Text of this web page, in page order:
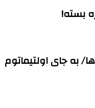
بسته!
به جای اولتیماتوم